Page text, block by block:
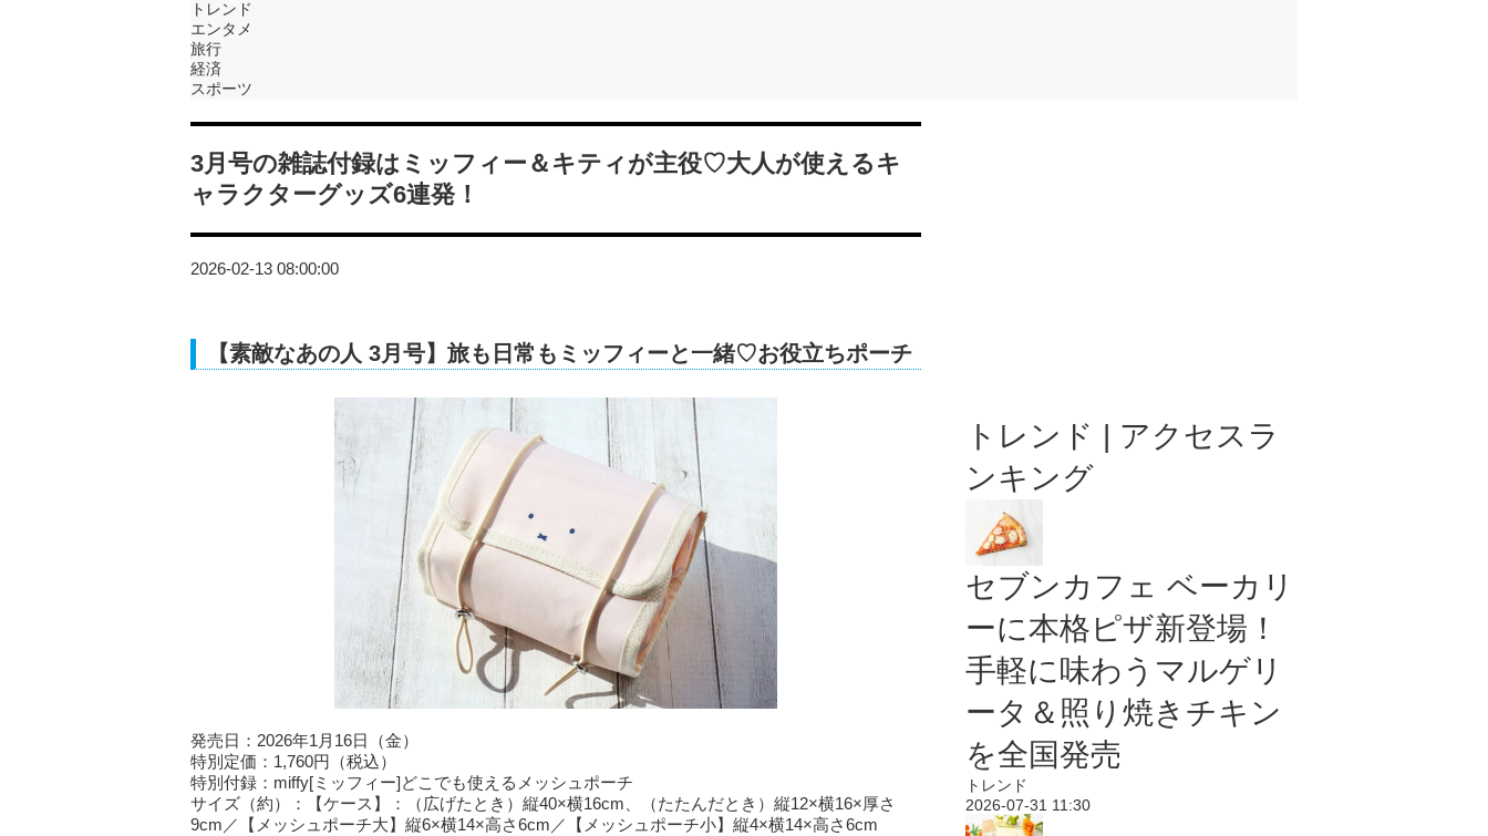
トレンド
エンタメ
旅行
経済
スポーツ
3月号の雑誌付録はミッフィー＆キティが主役♡大人が使えるキ
ャラクターグッズ6連発！
2026-02-13 08:00:00
【素敵なあの人 3月号】旅も日常もミッフィーと一緒♡お役立ちポーチ
発売日：2026年1月16日（金）
特別定価：1,760円（税込）
特別付録：miffy[ミッフィー]どこでも使えるメッシュポーチ
サイズ（約）：【ケース】：（広げたとき）縦40×横16cm、（たたんだとき）縦12×横16×厚さ
9cm／【メッシュポーチ大】縦6×横14×高さ6cm／【メッシュポーチ小】縦4×横14×高さ6cm
トレンド | アクセスラ
ンキング
セブンカフェ ベーカリ
ーに本格ピザ新登場！
手軽に味わうマルゲリ
ータ＆照り焼きチキン
を全国発売
トレンド
2026-07-31 11:30